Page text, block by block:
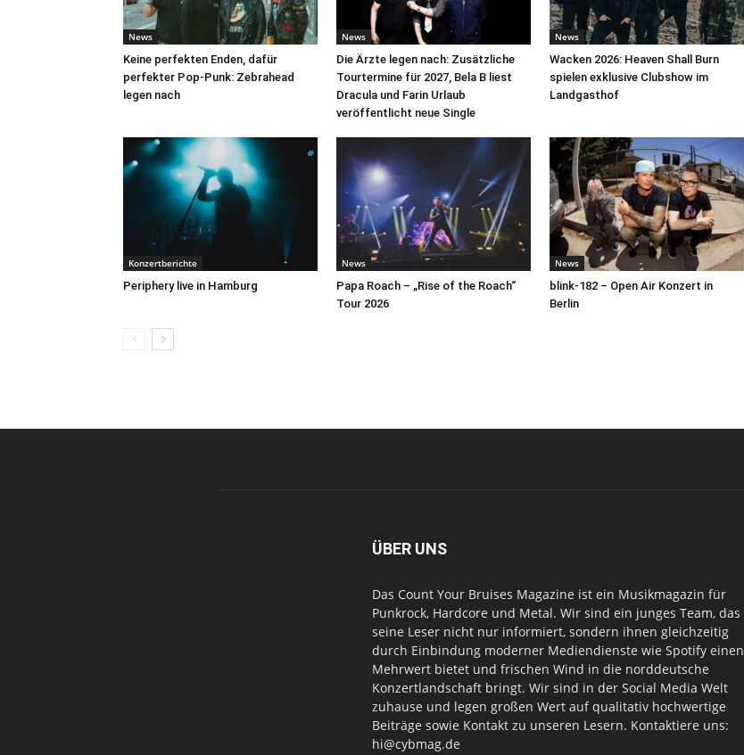
News
Keine perfekten Enden, dafür
perfekter Pop-Punk: Zebrahead
legen nach
News
Die Ärzte legen nach: Zusätzliche
Tourtermine für 2027, Bela B liest
Dracula und Farin Urlaub
veröffentlicht neue Single
News
Wacken 2026: Heaven Shall Burn
spielen exklusive Clubshow im
Landgasthof
Konzertberichte
Periphery live in Hamburg
News
Papa Roach – „Rise of the Roach“
Tour 2026
News
blink-182 – Open Air Konzert in
Berlin
ÜBER UNS
Das Count Your Bruises Magazine ist ein Musikmagazin für
Punkrock, Hardcore und Metal. Wir sind ein junges Team, das
seine Leser nicht nur informiert, sondern ihnen gleichzeitig
durch Einbindung moderner Mediendienste wie Spotify einen
Mehrwert bietet und frischen Wind in die norddeutsche
Konzertlandschaft bringt. Wir sind in der Social Media Welt
zuhause und legen großen Wert auf qualitativ hochwertige
Beiträge sowie Kontakt zu unseren Lesern. Kontaktiere uns:
hi@cybmag.de